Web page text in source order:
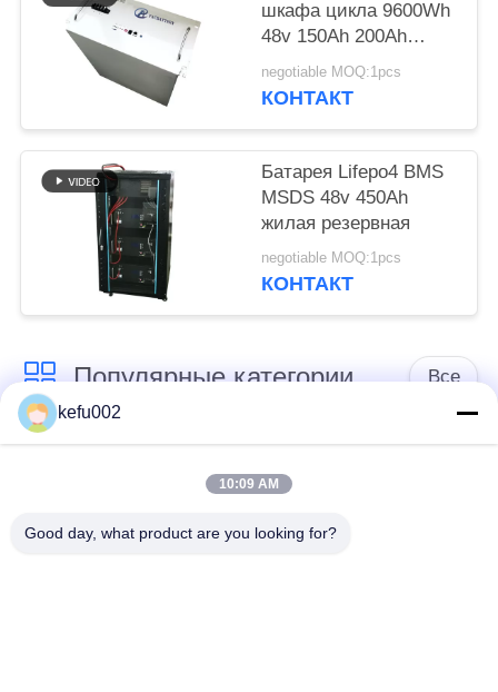
шкафа цикла 9600Wh
48v 150Ah 200Ah
глубокий
negotiable MOQ:1pcs
КОНТАКТ
Батарея Lifepo4 BMS
MSDS 48v 450Ah
жилая резервная
negotiable MOQ:1pcs
КОНТАКТ
Популярные категории Все
Глубокая батарея
цикла ЛиФеПо4
Перезаряжаемые
Солнечная батарея
kefu002
10:09 AM
Good day, what product are you looking for?